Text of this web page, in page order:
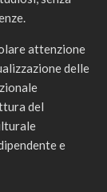
attenzione
delle
del
e